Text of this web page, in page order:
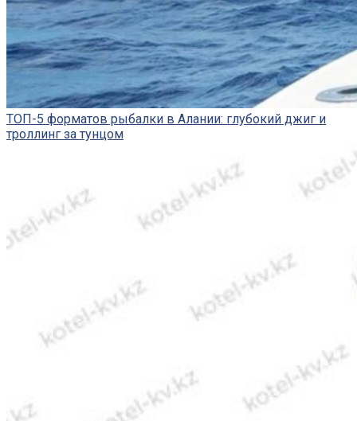
ТОП-5 форматов рыбалки в Алании: глубокий джиг и
троллинг за тунцом